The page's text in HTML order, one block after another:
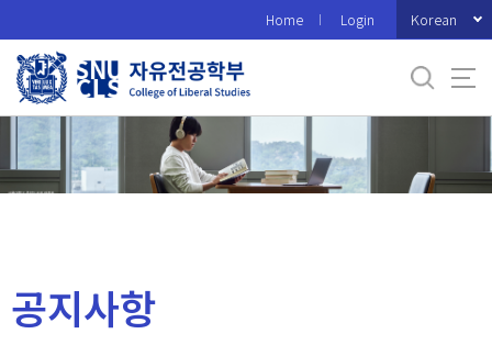
로
메
Home Login Korean
공지사항